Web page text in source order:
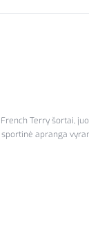
French Terry šortai,
sportinė apranga